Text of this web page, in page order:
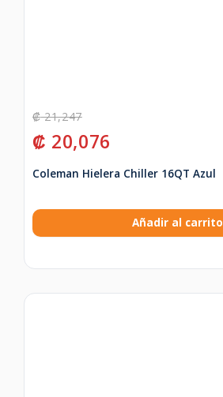
₡21,247
₡ 20,076
Coleman Hielera Chiller 16QT Azul
Añadir al carrito